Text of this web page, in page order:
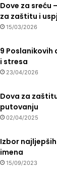
Dove za sreću
za zaštitu i
15/03/2026
9
i stresa
23/04/2026
Dova za
putovanju
02/04/2025
Izbor
imena
15/09/2023